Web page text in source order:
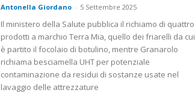
Antonella Giordano - 5 Settembre 2025
Il ministero della Salute pubblica il richiamo di quattro
prodotti a marchio Terra Mia, quello dei friarelli da cui
è partito il focolaio di botulino, mentre Granarolo
richiama besciamella UHT per potenziale
contaminazione da residui di sostanze usate nel
lavaggio delle attrezzature